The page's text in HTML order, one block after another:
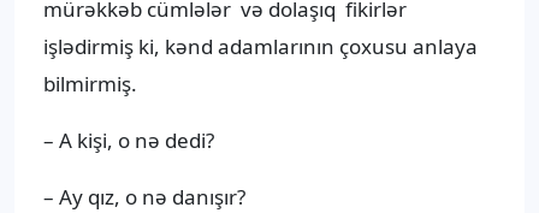
mürəkkəb cümlələr və dolaşıq fikirlər
işlədirmiş ki, kənd adamlarının çoxusu anlaya
bilmirmiş.
– A kişi, o nə dedi?
– Ay qız, o nə danışır?